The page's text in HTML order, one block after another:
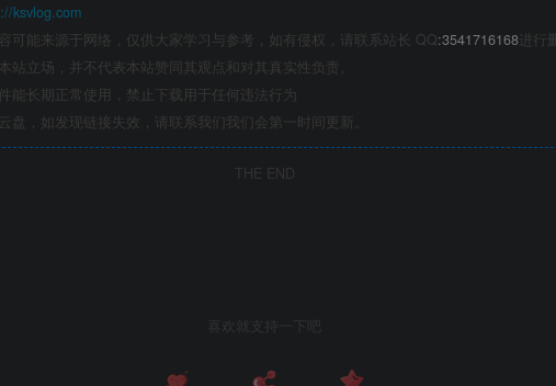
ksvlog.com
可能来源于网络，仅供大家学习与参考，如有侵权，请联系站长 QQ:3541716168进行
站立场，并不代表本站赞同其观点和对其真实性负责。
能长期正常使用，禁止下载用于任何违法行为
盘，如发现链接失效，请联系我们我们会第一时间更新。
THE END
喜欢就支持一下吧